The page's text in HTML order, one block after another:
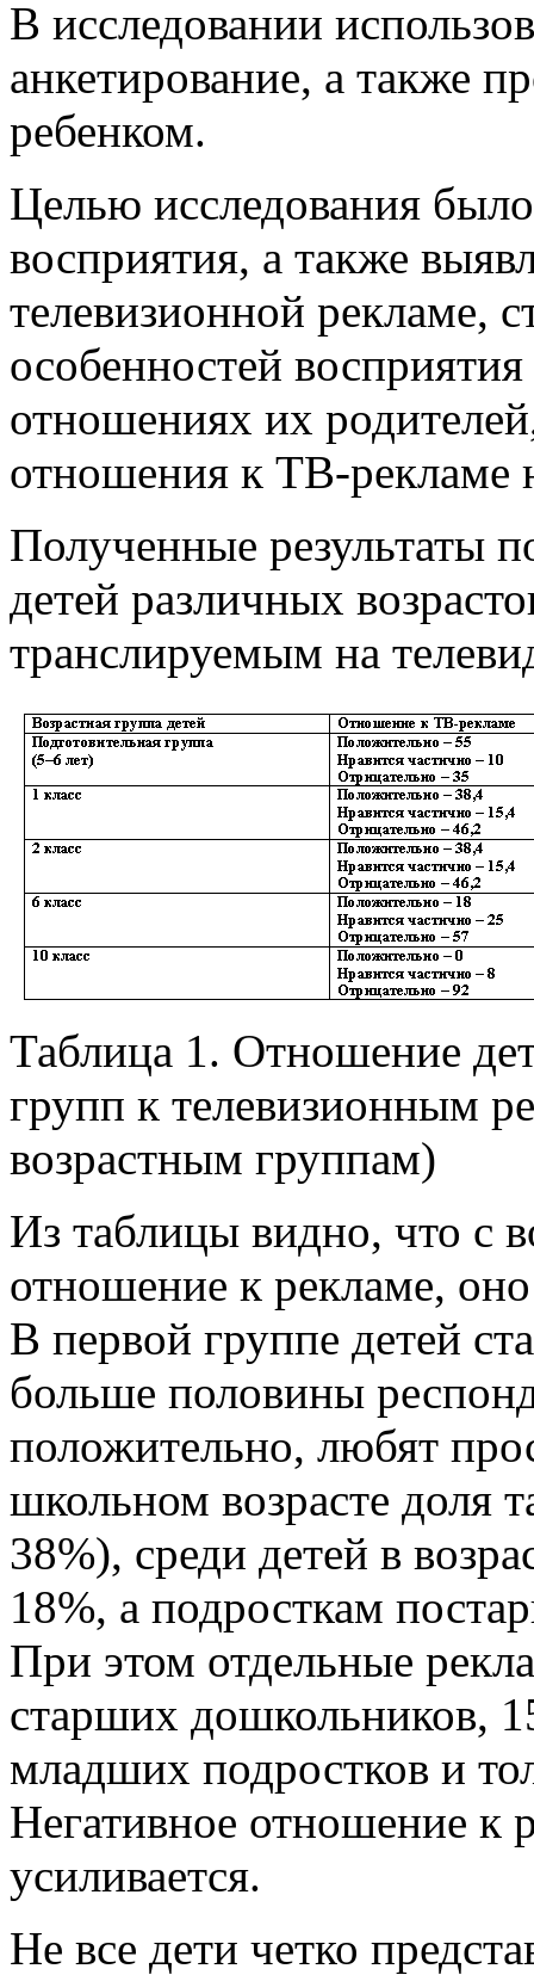
В исследовании
анкетирование, а также
ребенком.
Целью исследования
восприятия, а также
телевизионной рекламе,
особенностей
отношениях их
отношения к ТВ-рекламе
Полученные результаты
детей различных
транслируемым на
Таблица 1. Отношение
групп к телевизионным
возрастным группам)
Из таблицы видно, что с
отношение к рекламе,
В первой группе детей
больше половины
положительно, любят
школьном возрасте доля
38%), среди детей в
18%, а подросткам
При этом отдельные
старших дошкольников,
младших подростков и
Негативное отношение к
усиливается.
Не все дети четко